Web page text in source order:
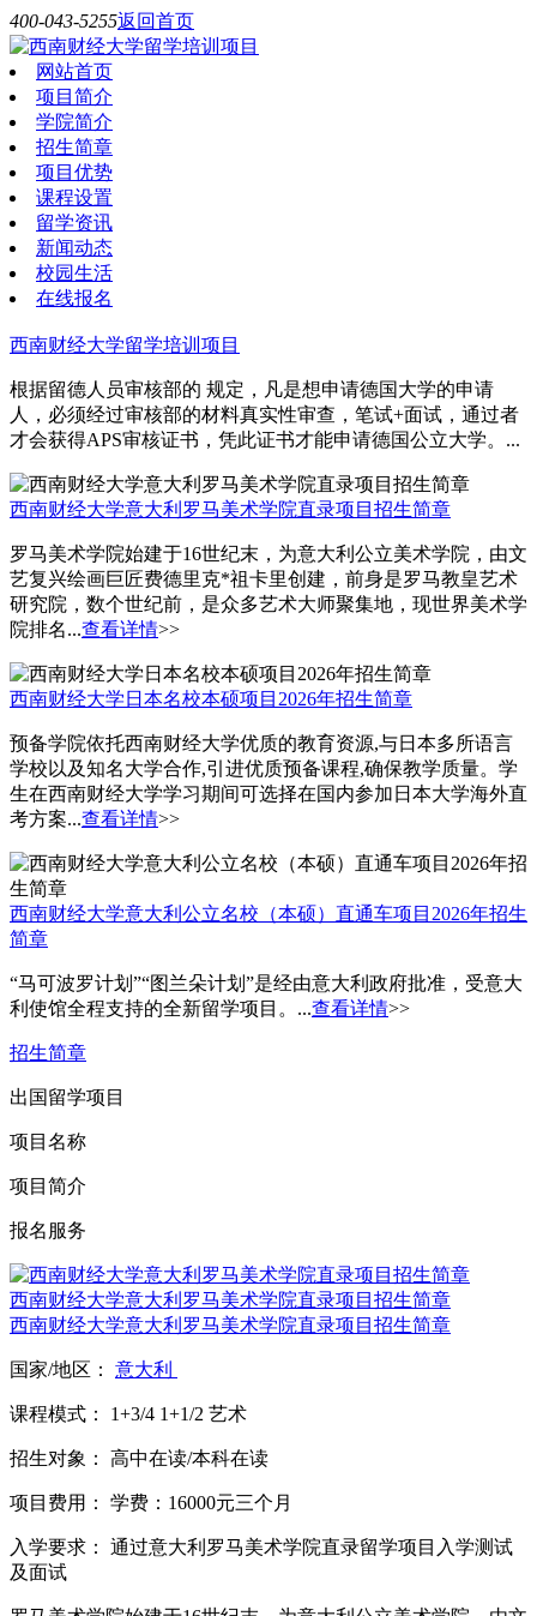
400-043-5255返回首页
网站首页
项目简介
学院简介
招生简章
项目优势
课程设置
留学资讯
新闻动态
校园生活
在线报名
西南财经大学留学培训项目
根据留德人员审核部的 规定，凡是想申请德国大学的申请
人，必须经过审核部的材料真实性审查，笔试+面试，通过者
才会获得APS审核证书，凭此证书才能申请德国公立大学。...
西南财经大学意大利罗马美术学院直录项目招生简章
罗马美术学院始建于16世纪末，为意大利公立美术学院，由文
艺复兴绘画巨匠费德里克*祖卡里创建，前身是罗马教皇艺术
研究院，数个世纪前，是众多艺术大师聚集地，现世界美术学
院排名...查看详情>>
西南财经大学日本名校本硕项目2026年招生简章
预备学院依托西南财经大学优质的教育资源,与日本多所语言
学校以及知名大学合作,引进优质预备课程,确保教学质量。学
生在西南财经大学学习期间可选择在国内参加日本大学海外直
考方案...查看详情>>
西南财经大学意大利公立名校（本硕）直通车项目2026年招生
简章
“马可波罗计划”“图兰朵计划”是经由意大利政府批准，受意大
利使馆全程支持的全新留学项目。...查看详情>>
招生简章
出国留学项目
项目名称
项目简介
报名服务
西南财经大学意大利罗马美术学院直录项目招生简章
西南财经大学意大利罗马美术学院直录项目招生简章
国家/地区： 意大利
课程模式： 1+3/4 1+1/2 艺术
招生对象： 高中在读/本科在读
项目费用： 学费：16000元三个月
入学要求： 通过意大利罗马美术学院直录留学项目入学测试
及面试